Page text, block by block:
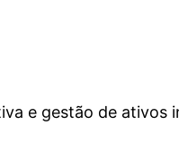
e gestão de ativos